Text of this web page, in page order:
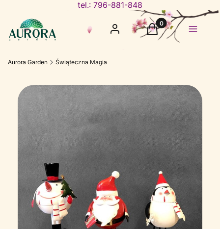
tel.: 796-881-848
Zaloguj się Produkty w
Koszyk Menu
Aurora Garden Świąteczna Magia